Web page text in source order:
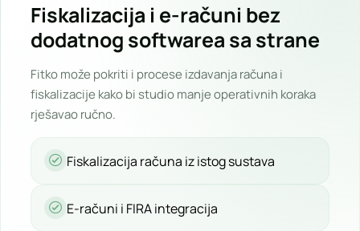
Fiskalizacija i e-računi bez
dodatnog softwarea sa strane
Fitko može pokriti i procese izdavanja računa i
fiskalizacije kako bi studio manje operativnih koraka
rješavao ručno.
Fiskalizacija računa iz istog sustava
E-računi i FIRA integracija